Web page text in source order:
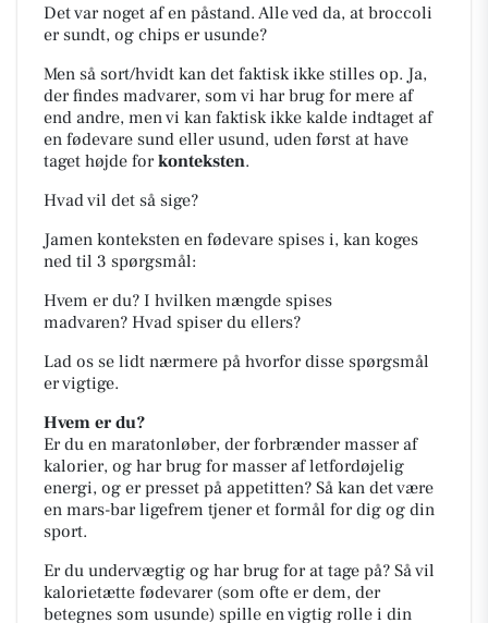
Det var noget af en påstand. Alle ved da, at broccoli
er sundt, og chips er usunde?
Men så sort/hvidt kan det faktisk ikke stilles op. Ja,
der findes madvarer, som vi har brug for mere af
end andre, men vi kan faktisk ikke kalde indtaget af
en fødevare sund eller usund, uden først at have
taget højde forkonteksten.
Hvad vil det så sige?
Jamen konteksten en fødevare spises i, kan koges
ned til 3 spørgsmål:
Hvem er du? I hvilken mængde spises
madvaren? Hvad spiser du ellers?
Lad os se lidt nærmere på hvorfor disse spørgsmål
er vigtige.
Hvem er du?
Er du en maratonløber, der forbrænder masser af
kalorier, og har brug for masser af letfordøjelig
energi, og er presset på appetitten? Så kan det være
en mars-bar ligefrem tjener et formål for dig og din
sport.
Er du undervægtig og har brug for at tage på? Så vil
kalorietætte fødevarer (som ofte er dem, der
betegnes som usunde) spille en vigtig rolle i din